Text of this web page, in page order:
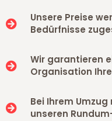
Unsere Preise
Bedürfnisse
Wir garantieren
Organisation
Bei Ihrem
unseren